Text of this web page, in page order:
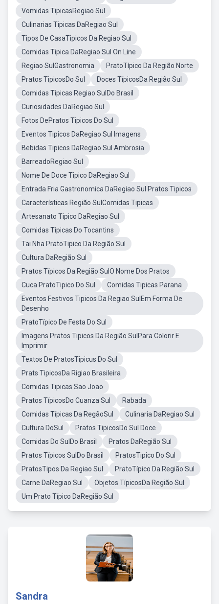
Vomidas TipicasRegiao Sul
Culinarias Tipicas DaRegiao Sul
Tipos De CasaTipicos Da Regiao Sul
Comidas Tipica DaRegiao Sul On Line
Regiao SulGastronomia
PratoTípico Da Região Norte
Pratos TipicosDo Sul
Doces TípicosDa Região Sul
Comidas Tipicas Regiao SulDo Brasil
Curiosidades DaRegiao Sul
Fotos DePratos Tipicos Do Sul
Eventos Tipicos DaRegiao Sul Imagens
Bebidas Tipicos DaRegiao Sul Ambrosia
BarreadoRegiao Sul
Nome De Doce Tipico DaRegiao Sul
Entrada Fria Gastronomica DaRegiao Sul Pratos Tipicos
Características Região SulComidas Tipicas
Artesanato Tipico DaRegiao Sul
Comidas Tipicas Do Tocantins
Tai Nha PratoTipico Da Região Sul
Cultura DaRegião Sul
Pratos Típicos Da Região SulO Nome Dos Pratos
Cuca PratoTipico Do Sul
Comidas Tipicas Parana
Eventos Festivos Tipicos Da Regiao SulEm Forma De
Desenho
PratoTípico De Festa Do Sul
Imagens Pratos Tipicos Da Região SulPara Colorir E
Imprimir
Textos De PratosTipicus Do Sul
Prats TipicosDa Rigiao Brasileira
Comidas Tipicas Sao Joao
Pratos TípicosDo Cuanza Sul
Rabada
Comidas Típicas Da RegãoSul
Culinaria DaRegiao Sul
Cultura DoSul
Pratos TipicosDo Sul Doce
Comidas Do SulDo Brasil
Pratos DaRegião Sul
Pratos Típicos SulDo Brasil
PratosTipico Do Sul
PratosTipos Da Regiao Sul
PratoTípico Da Região Sul
Carne DaRegiao Sul
Objetos TípicosDa Região Sul
Um Prato Típico DaRegião Sul
Sandra